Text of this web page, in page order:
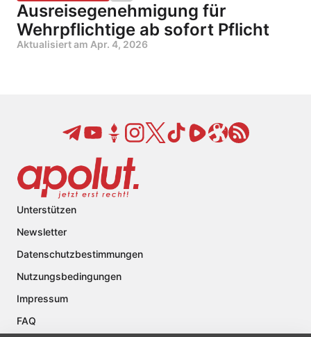
Ausreisegenehmigung für
Wehrpflichtige ab sofort Pflicht
Aktualisiert am Apr. 4, 2026
Unterstützen
Newsletter
Datenschutzbestimmungen
Nutzungsbedingungen
Impressum
FAQ